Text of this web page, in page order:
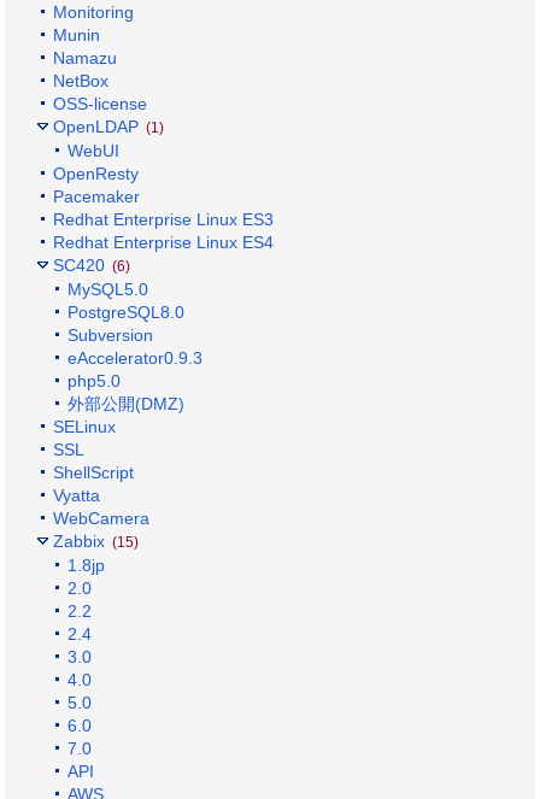
Monitoring
Munin
Namazu
NetBox
OSS-license
OpenLDAP (1)
WebUI
OpenResty
Pacemaker
Redhat Enterprise Linux ES3
Redhat Enterprise Linux ES4
SC420 (6)
MySQL5.0
PostgreSQL8.0
Subversion
eAccelerator0.9.3
php5.0
外部公開(DMZ)
SELinux
SSL
ShellScript
Vyatta
WebCamera
Zabbix (15)
1.8jp
2.0
2.2
2.4
3.0
4.0
5.0
6.0
7.0
API
AWS